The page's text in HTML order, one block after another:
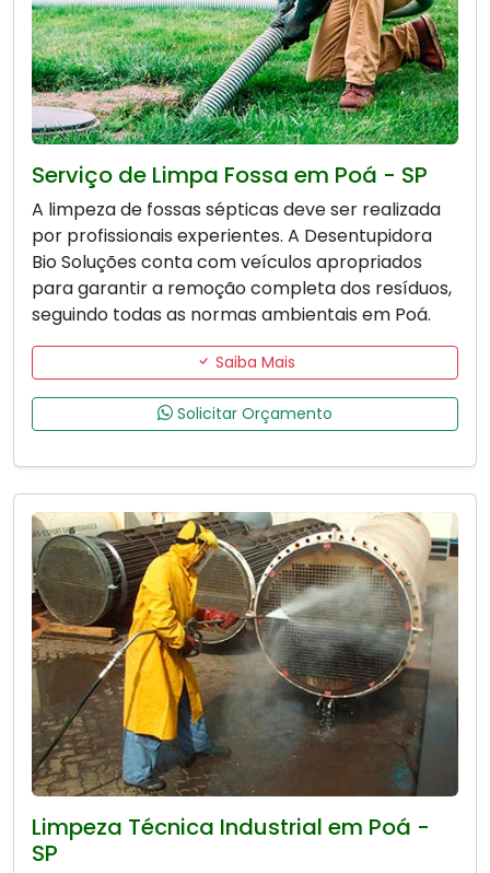
Serviço de Limpa Fossa em Poá - SP
A limpeza de fossas sépticas deve ser realizada
por profissionais experientes. A Desentupidora
Bio Soluções conta com veículos apropriados
para garantir a remoção completa dos resíduos,
seguindo todas as normas ambientais em Poá.
Saiba Mais
Solicitar Orçamento
Limpeza Técnica Industrial em Poá -
SP